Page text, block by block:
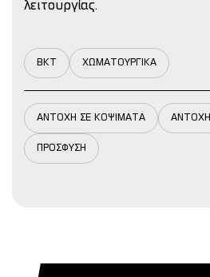
λειτουργίας.
BKT ΧΩΜΑΤΟΥΡΓΙΚΑ
ΑΝΤΟΧΗ ΣΕ ΚΟΨΙΜΑΤΑ ΑΝΤΟΧΗ
ΠΡΟΣΦΥΣΗ